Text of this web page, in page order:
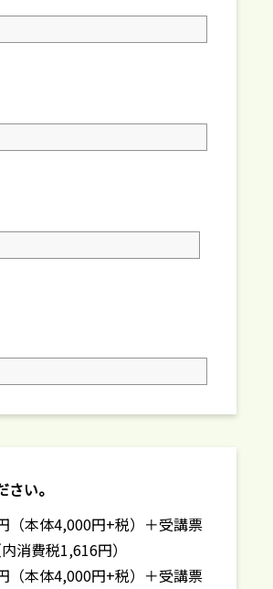
い。
本体4,000円+税）＋受講票
費税1,616円）
本体4,000円+税）＋受講票